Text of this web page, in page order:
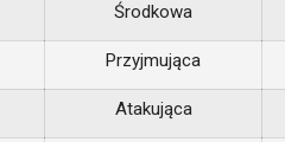
Środkowa
Przyjmująca
Atakująca